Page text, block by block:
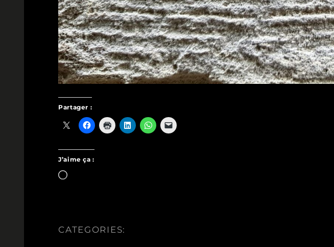
Partager :
J’aime ça :
Chargement…
CATEGORIES: